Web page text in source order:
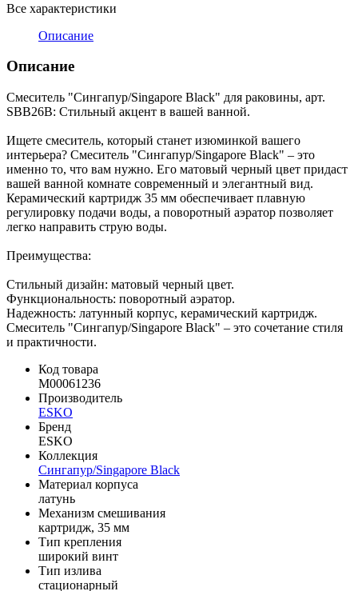
Все характеристики
Описание
Описание
Смеситель "Сингапур/Singapore Black" для раковины, арт.
SBB26B: Стильный акцент в вашей ванной.
Ищете смеситель, который станет изюминкой вашего
интерьера? Смеситель "Сингапур/Singapore Black" – это
именно то, что вам нужно. Его матовый черный цвет придаст
вашей ванной комнате современный и элегантный вид.
Керамический картридж 35 мм обеспечивает плавную
регулировку подачи воды, а поворотный аэратор позволяет
легко направить струю воды.
Преимущества:
Стильный дизайн: матовый черный цвет.
Функциональность: поворотный аэратор.
Надежность: латунный корпус, керамический картридж.
Смеситель "Сингапур/Singapore Black" – это сочетание стиля
и практичности.
Код товара
M00061236
Производитель
ESKO
Бренд
ESKO
Коллекция
Сингапур/Singapore Black
Материал корпуса
латунь
Механизм смешивания
картридж, 35 мм
Тип крепления
широкий винт
Тип излива
стационарный